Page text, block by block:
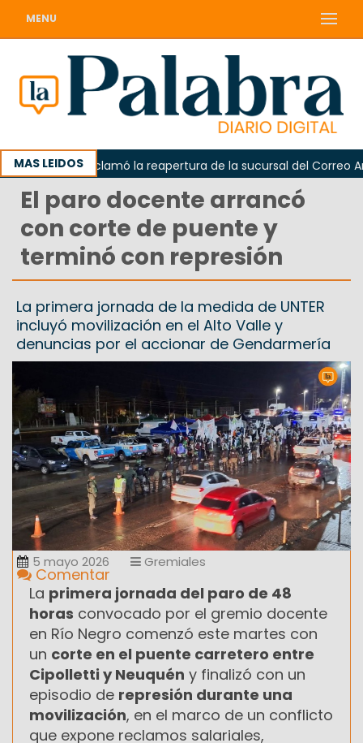
MENU
MAS LEIDOS
reclamó la reapertura de la sucursal del Correo
El paro docente arrancó
con corte de puente y
terminó con represión
La primera jornada de la medida de UNTER
incluyó movilización en el Alto Valle y
denuncias por el accionar de Gendarmería
5 mayo 2026 Gremiales
Comentar
La primera jornada del paro de 48
horas convocado por el gremio docente
en Río Negro comenzó este martes con
un corte en el puente carretero entre
Cipolletti y Neuquén y finalizó con un
episodio de represión durante una
movilización, en el marco de un conflicto
que expone reclamos salariales,